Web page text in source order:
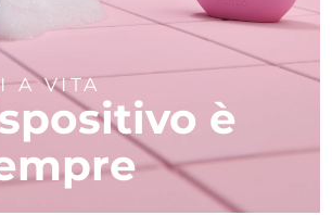
A VITA
è